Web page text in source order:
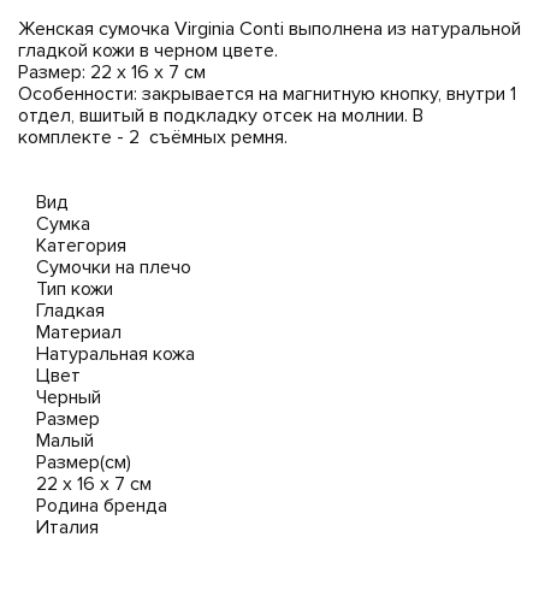
Женская сумочка Virginia Conti выполнена из натуральной
гладкой кожи в черном цвете.
Размер: 22 x 16 x 7 см
Особенности: закрывается на магнитную кнопку, внутри 1
отдел, вшитый в подкладку отсек на молнии. В
комплекте - 2 съёмных ремня.
Вид
Сумка
Категория
Сумочки на плечо
Тип кожи
Гладкая
Материал
Натуральная кожа
Цвет
Черный
Размер
Малый
Размер(см)
22 x 16 x 7 см
Родина бренда
Италия